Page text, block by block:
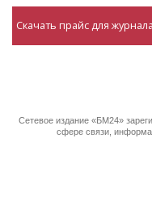
Скачать прайс для журнала
Сетевое издание «БМ24»
сфере связи,